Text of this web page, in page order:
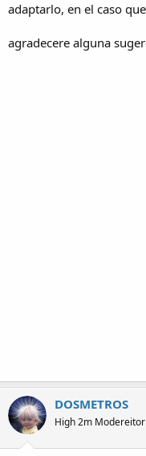
adaptarlo, en el caso
agradecere alguna
DOSMETROS
High 2m Modereitor